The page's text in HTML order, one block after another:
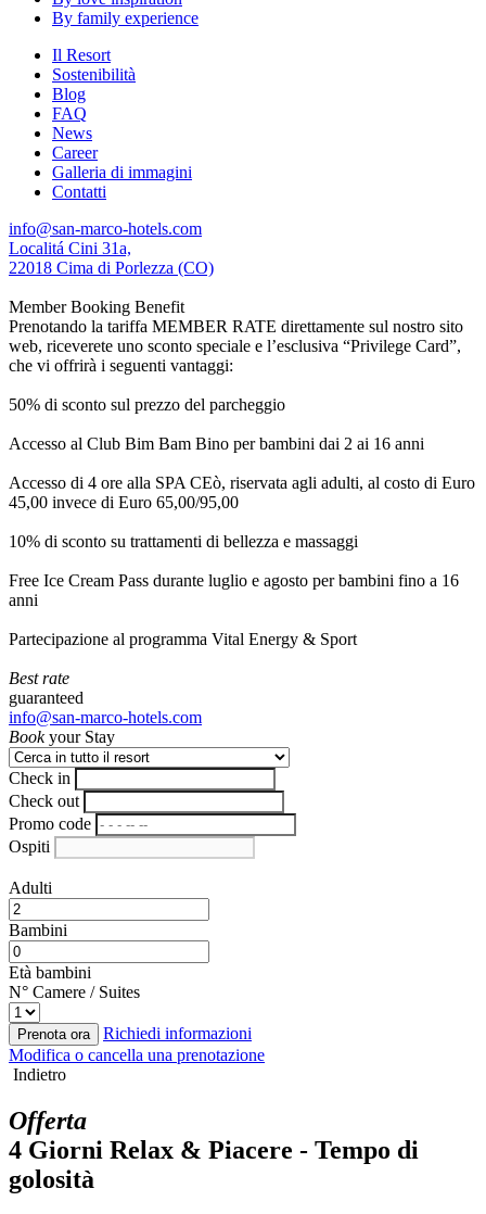
By family experience
Il Resort
Sostenibilità
Blog
FAQ
News
Career
Galleria di immagini
Contatti
info@san-marco-hotels.com
Localitá Cini 31a,
22018 Cima di Porlezza (CO)
Member Booking Benefit
Prenotando la tariffa MEMBER RATE direttamente sul nostro sito
web, riceverete uno sconto speciale e l’esclusiva “Privilege Card”,
che vi offrirà i seguenti vantaggi:
50% di sconto sul prezzo del parcheggio
Accesso al Club Bim Bam Bino per bambini dai 2 ai 16 anni
Accesso di 4 ore alla SPA CEò, riservata agli adulti, al costo di Euro
45,00 invece di Euro 65,00/95,00
10% di sconto su trattamenti di bellezza e massaggi
Free Ice Cream Pass durante luglio e agosto per bambini fino a 16
anni
Partecipazione al programma Vital Energy & Sport
Best rate
guaranteed
info@san-marco-hotels.com
Bookyour Stay
Check in
Check out
Promo code
Ospiti
Adulti
Bambini
Età bambini
N° Camere / Suites
Prenota ora
Richiedi informazioni
Modifica o cancella una prenotazione
Indietro
Offerta
4 Giorni Relax & Piacere - Tempo di
golosità